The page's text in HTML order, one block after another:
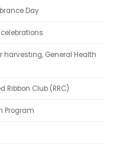
Day
harvesting, General Health
Ribbon Club (RRC)
Program